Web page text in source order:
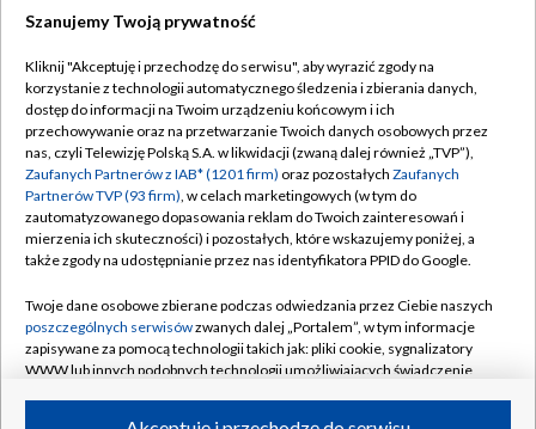
TVP
Abonament TVP
Emisja w TVP
Centrum informacji TVP
Naziemna Telewizja Cyfrowa
Rada Programowa
System NOS
Informacje o nadawcy
Regulamin TVP
Polityka prywatności
Moje zgody
Pomoc
Kontakt
Kanały
Szanujemy Twoją prywatność
Kliknij "Akceptuję i przechodzę do serwisu", aby wyrazić zgody na
korzystanie z technologii automatycznego śledzenia i zbierania danych,
dostęp do informacji na Twoim urządzeniu końcowym i ich
przechowywanie oraz na przetwarzanie Twoich danych osobowych przez
nas, czyli Telewizję Polską S.A. w likwidacji (zwaną dalej również „TVP”),
Zaufanych Partnerów z IAB* (1201 firm) oraz pozostałych Zaufanych
Partnerów TVP (93 firm), w celach marketingowych (w tym do
zautomatyzowanego dopasowania reklam do Twoich zainteresowań i
mierzenia ich skuteczności) i pozostałych, które wskazujemy poniżej, a
także zgody na udostępnianie przez nas identyfikatora PPID do Google.
Twoje dane osobowe zbierane podczas odwiedzania przez Ciebie naszych
poszczególnych serwisówzwanych dalej „Portalem”, w tym informacje
zapisywane za pomocą technologii takich jak: pliki cookie, sygnalizatory
WWW lub innych podobnych technologii umożliwiających świadczenie